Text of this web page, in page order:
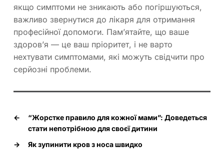
якщо симптоми не зникають або погіршуються,
важливо звернутися до лікаря для отримання
професійної допомоги. Пам’ятайте, що ваше
здоров’я — це ваш пріоритет, і не варто
нехтувати симптомами, які можуть свідчити про
серйозні проблеми.
←
“Жорстке правило для кожної мами”: Доведеться
стати непотрібною для своєї дитини
→
Як зупинити кров з носа швидко